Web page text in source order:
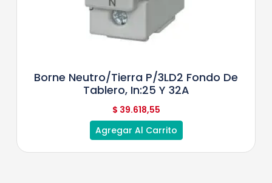
Borne Neutro/tierra P/3LD2 Fondo De
Tablero, In:25 Y 32A
$ 39.618,55
Agregar Al Carrito